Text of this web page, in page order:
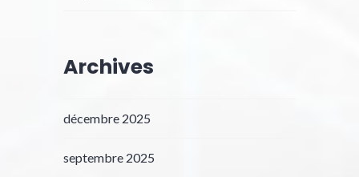
Archives
décembre 2025
septembre 2025